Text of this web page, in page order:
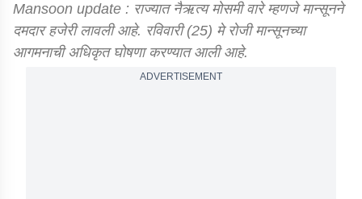
Mansoon update : राज्यात नैऋत्य मोसमी वारे म्हणजे मान्सूनने
दमदार हजेरी लावली आहे. रविवारी (25) मे रोजी मान्सूनच्या
आगमनाची अधिकृत घोषणा करण्यात आली आहे.
ADVERTISEMENT